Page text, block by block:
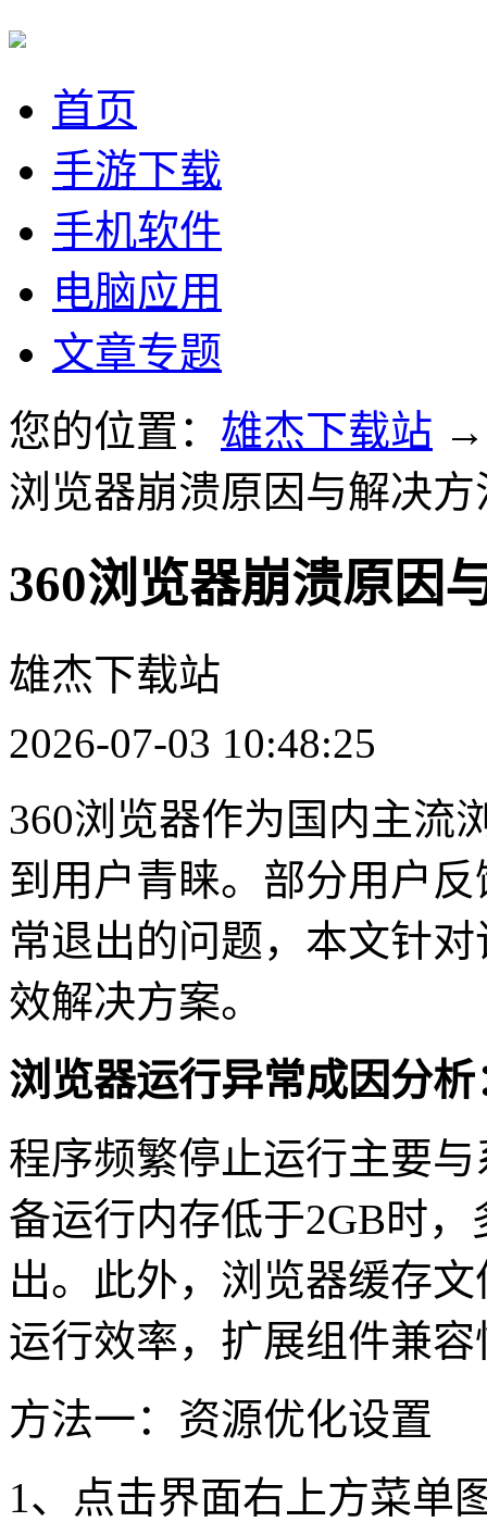
首页
手游下载
手机软件
电脑应用
文章专题
您的位置： 雄杰下载站
浏览器崩溃原因与解决方
360浏览器崩溃原因
雄杰下载站
2026-07-03 10:48:25
360浏览器作为国内主流
到用户青睐。部分用户
常退出的问题，本文针
效解决方案。
浏览器运行异常成因分析
程序频繁停止运行主要
备运行内存低于2GB时
出。此外，浏览器缓存
运行效率，扩展组件兼
方法一：资源优化设置
1、点击界面右上方菜单